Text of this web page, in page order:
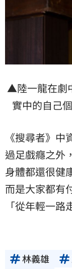
▲陸一龍在劇
實中的自己
《搜尋者》
過足戲癮之外
身體都還很健
而是大家都有
「從年輕一
林義雄